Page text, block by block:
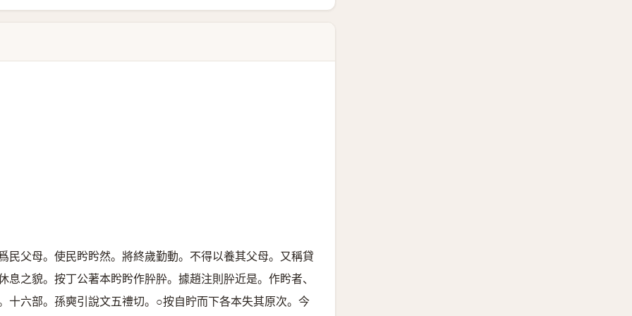
民父母。使民盻盻然。將終歲勤動。不得以養其父母。又稱貸
息之貌。按丁公著本盻盻作肸肸。據趙注則肸近是。作盻者、
十六部。孫奭引說文五禮切。○按自眝而下各本失其原次。今